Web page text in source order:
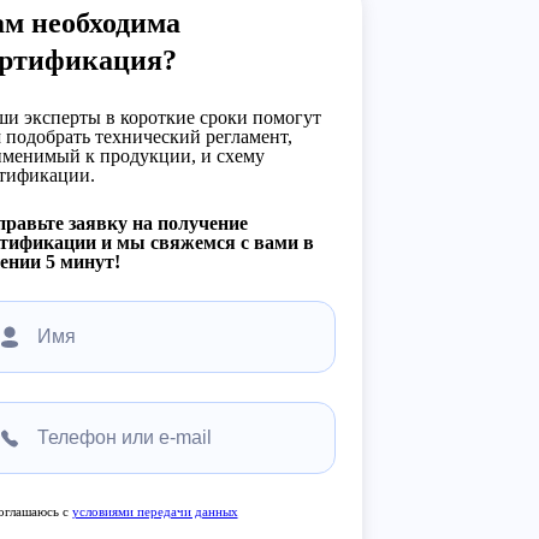
необходима
эксперты в короткие сроки помогут
подобрать технический регламент,
к продукции, и схему
заявку на получение
и мы свяжемся с вами в
5 минут!
с условиями передачи данных